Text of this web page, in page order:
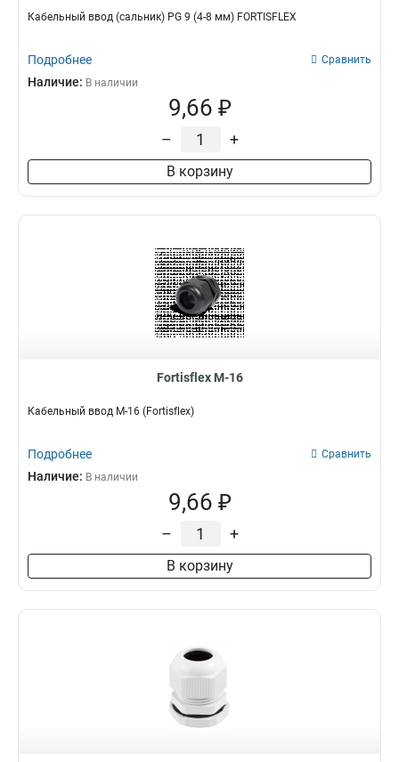
Кабельный ввод (сальник) PG 9 (4-8 мм) FORTISFLEX
Подробнее Сравнить
Наличие: В наличии
9,66 ₽
– +
В корзину
Fortisflex M-16
Кабельный ввод M-16 (Fortisflex)
Подробнее Сравнить
Наличие: В наличии
9,66 ₽
– +
В корзину